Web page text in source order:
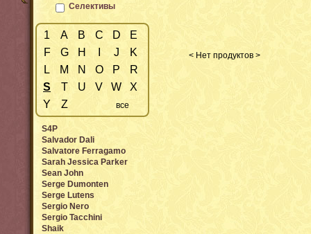
< Нет продуктов >
Селективы
1 A B C D
E
F
G H J
K
L
M N O P
R
S
T U V W
X
Y
Z все
S4P
Salvador Dali
Salvatore Ferragamo
Sarah Jessica Parker
Sean John
Serge Dumonten
Serge Lutens
Sergio Nero
Sergio Tacchini
Shaik